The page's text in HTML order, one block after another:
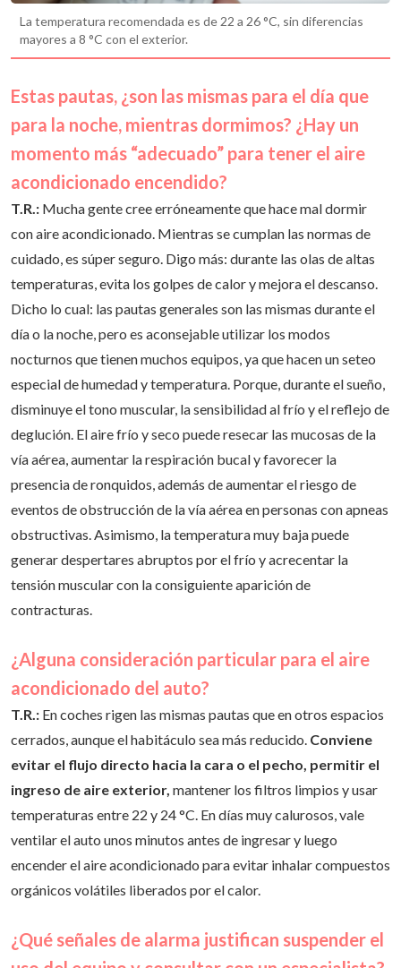
Estas pautas, ¿son las mismas para el día que
para la noche, mientras dormimos? ¿Hay un
momento más “adecuado” para tener el aire
acondicionado encendido?
T.R.:Mucha gente cree erróneamente que hace mal dormir
con aire acondicionado. Mientras se cumplan las normas de
cuidado, es súper seguro. Digo más: durante las olas de altas
temperaturas, evita los golpes de calor y mejora el descanso.
Dicho lo cual: las pautas generales son las mismas durante el
día o la noche, pero es aconsejable utilizar los modos
nocturnos que tienen muchos equipos, ya que hacen un seteo
especial de humedad y temperatura. Porque, durante el sueño,
disminuye el tono muscular, la sensibilidad al frío y el reflejo de
deglución. El aire frío y seco puede resecar las mucosas de la
vía aérea, aumentar la respiración bucal y favorecer la
presencia de ronquidos, además de aumentar el riesgo de
eventos de obstrucción de la vía aérea en personas con apneas
obstructivas. Asimismo, la temperatura muy baja puede
generar despertares abruptos por el frío y acrecentar la
tensión muscular con la consiguiente aparición de
¿Alguna consideración particular para el aire
acondicionado del auto?
T.R.:En coches rigen las mismas pautas que en otros espacios
cerrados, aunque el habitáculo sea más reducido. Conviene
evitar el flujo directo hacia la cara o el pecho, permitir el
ingreso de aire exterior,mantener los filtros limpios y usar
temperaturas entre 22 y 24 °C. En días muy calurosos, vale
ventilar el auto unos minutos antes de ingresar y luego
encender el aire acondicionado para evitar inhalar compuestos